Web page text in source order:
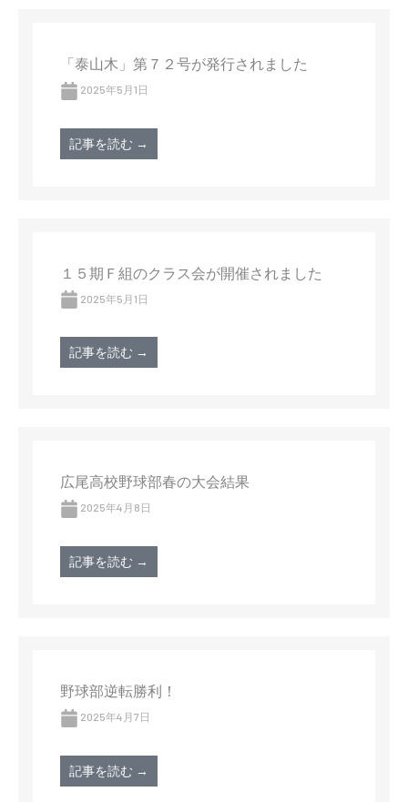
「泰山木」第７２号が発行されました
2025年5月1日
記事を読む →
１５期Ｆ組のクラス会が開催されました
2025年5月1日
記事を読む →
広尾高校野球部春の大会結果
2025年4月8日
記事を読む →
野球部逆転勝利！
2025年4月7日
記事を読む →